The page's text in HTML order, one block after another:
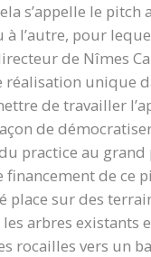
s’appelle le pitch
à l’autre, pour
de Nîmes
unique
de travailler
de
practice au grand
financement de ce
place sur des
arbres existants
rocailles vers un